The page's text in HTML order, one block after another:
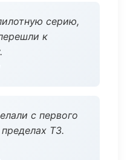
серию,
к
с первого
ТЗ.